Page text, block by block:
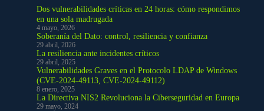
Dos vulnerabilidades críticas en 24 horas: cómo respondimos
en una sola madrugada
4 mayo, 2026
Soberanía del Dato: control, resiliencia y confianza
29 abril, 2026
La resiliencia ante incidentes críticos
29 abril, 2025
Vulnerabilidades Graves en el Protocolo LDAP de Windows
(CVE-2024-49113, CVE-2024-49112)
8 enero, 2025
La Directiva NIS2 Revoluciona la Ciberseguridad en Europa
29 mayo, 2024